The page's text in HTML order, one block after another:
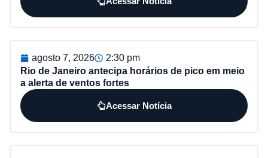
agosto 7, 2026
2:30 pm
Rio de Janeiro antecipa horários de pico em meio
a alerta de ventos fortes
Acessar Notícia